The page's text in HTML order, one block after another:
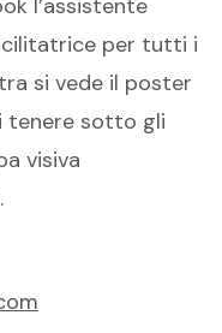
per tutti i
si vede il poster
tenere sotto gli
visiva